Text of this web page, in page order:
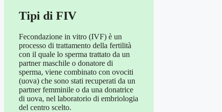
Tipi di FIV
Fecondazione in vitro (IVF) è un
processo di trattamento della fertilità
con il quale lo sperma trattato da un
partner maschile o donatore di
sperma, viene combinato con ovociti
(uova) che sono stati recuperati da un
partner femminile o da una donatrice
di uova, nel laboratorio di embriologia
del centro scelto.